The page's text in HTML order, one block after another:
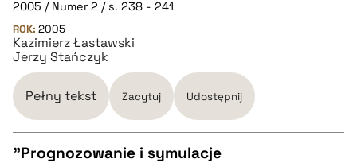
BIBTEX
pobierz cytat
2005 / Numer 2 / s. 238 - 241
ROK: 2005
Kazimierz Łastawski
Jerzy Stańczyk
Pełny tekst Zacytuj Udostępnij
"Prognozowanie i symulacje